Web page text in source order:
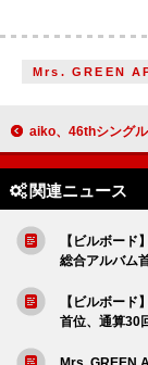
Mrs. GREEN
aiko、46thシングル『シネマ/カプセル』の表
関連ニュース
【ビルボー
総合アルバム
【ビルボー
首位、通算30